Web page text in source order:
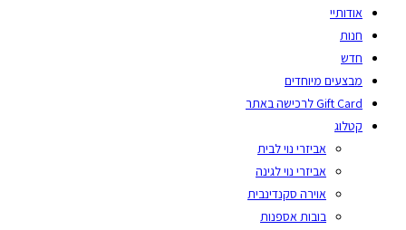
אודותיי
חנות
חדש
מבצעים מיוחדים
Gift Card לרכישה באתר
קטלוג
אביזרי נוי לבית
אביזרי נוי לגינה
אוירה סקנדינבית
בובות אספנות